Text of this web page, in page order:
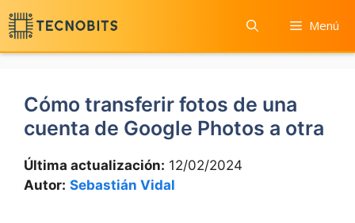
Saltar
al
contenido
Menú
Cómo transferir fotos de una
cuenta de Google Photos a otra
Última actualización: 12/02/2024
Autor: Sebastián Vidal